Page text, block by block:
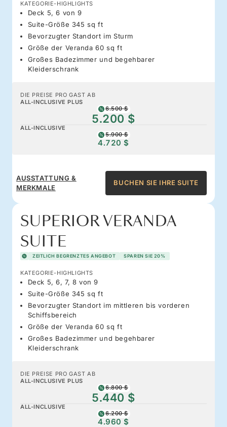
KATEGORIE-HIGHLIGHTS
Deck 5, 6 von 9
Suite-Größe 345 sq ft
Bevorzugter Standort im Sturm
Größe der Veranda 60 sq ft
Großes Badezimmer und begehbarer
Kleiderschrank
DIE PREISE PRO GAST AB
ALL-INCLUSIVE PLUS
6.500 $
5.200 $
ALL-INCLUSIVE
5.900 $
4.720 $
AUSSTATTUNG &
MERKMALE
BUCHEN SIE IHRE SUITE
SUPERIOR VERANDA
SUITE
ZEITLICH BEGRENZTES ANGEBOT SPAREN SIE 20%
KATEGORIE-HIGHLIGHTS
Deck 5, 6, 7, 8 von 9
Suite-Größe 345 sq ft
Bevorzugter Standort im mittleren bis vorderen
Schiffsbereich
Größe der Veranda 60 sq ft
Großes Badezimmer und begehbarer
Kleiderschrank
DIE PREISE PRO GAST AB
ALL-INCLUSIVE PLUS
6.800 $
5.440 $
ALL-INCLUSIVE
6.200 $
4.960 $